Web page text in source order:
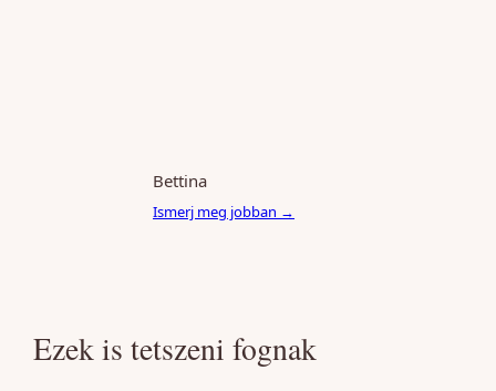
Bettina
Ismerj meg jobban →
Ezek is tetszeni fognak